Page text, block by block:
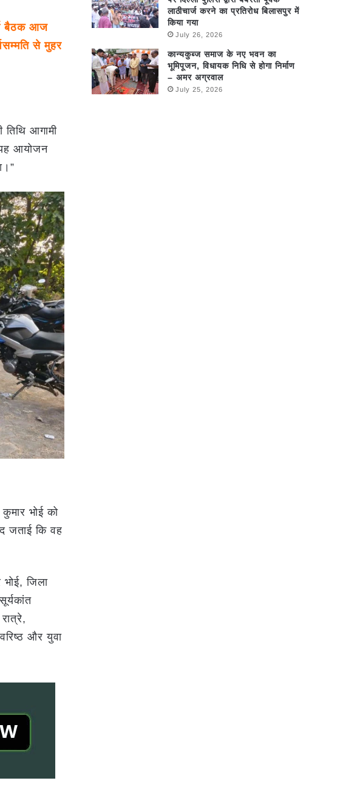
बैठक आज
से मुहर
तिथि आगामी
यह आयोजन
भोई को
जताई कि वह
जिला
और युवा
लाठीचार्ज करने का प्रतिरोध बिलासपुर में
किया गया
July 26, 2026
कान्यकुब्ज समाज के नए भवन का
भूमिपूजन, विधायक निधि से होगा निर्माण
– अमर अग्रवाल
July 25, 2026